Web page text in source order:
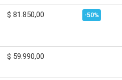
$ 81.850,00 -50%
$ 59.990,00